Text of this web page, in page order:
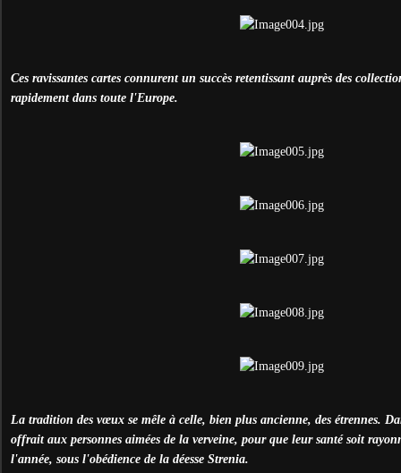
Ces ravissantes cartes connurent un succès retentissant auprès des
rapidement dans toute l'Europe.
La tradition des vœux se mêle à celle, bien plus ancienne, des étrennes.
offrait aux personnes aimées de la verveine, pour que leur santé soit
l'année, sous l'obédience de la déesse Strenia.